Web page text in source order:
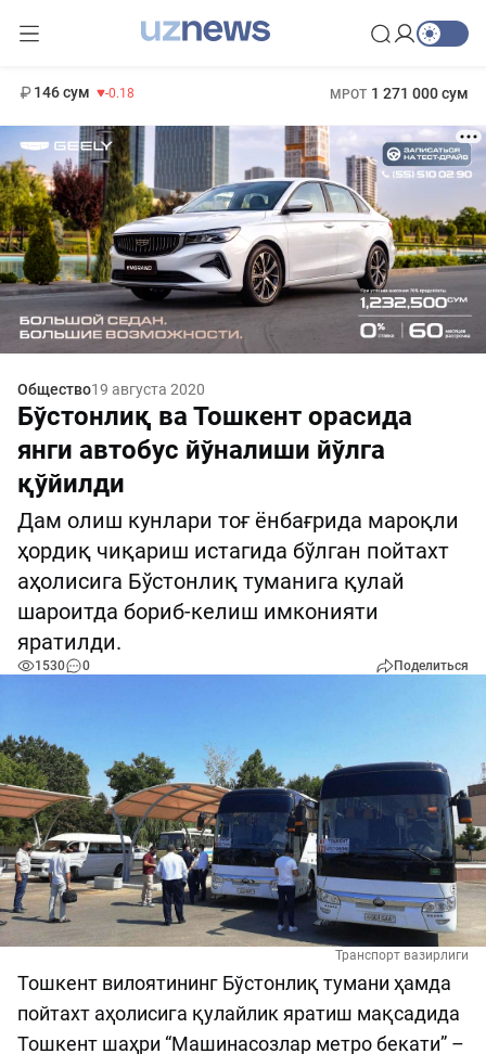
146 сум -0.18 МРОТ 1 271 000 сум
Общество19 августа 2020
Бўстонлиқ ва Тошкент орасида
янги автобус йўналиши йўлга
қўйилди
Дам олиш кунлари тоғ ёнбағрида мароқли
ҳордиқ чиқариш истагида бўлган пойтахт
аҳолисига Бўстонлиқ туманига қулай
шароитда бориб-келиш имконияти
яратилди.
1530 0 Поделиться
Транспорт вазирлиги
Тошкент вилоятининг Бўстонлиқ тумани ҳамда
пойтахт аҳолисига қулайлик яратиш мақсадида
Тошкент шаҳри “Машинасозлар метро бекати” –